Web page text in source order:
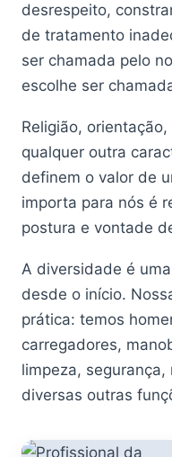
desrespeito,
de tratamento
ser chamada pelo
escolhe ser
Religião,
qualquer outra
definem o valor de
importa para nós é
postura e vontade
A diversidade é
desde o início.
prática: temos
carregadores,
limpeza,
diversas outras